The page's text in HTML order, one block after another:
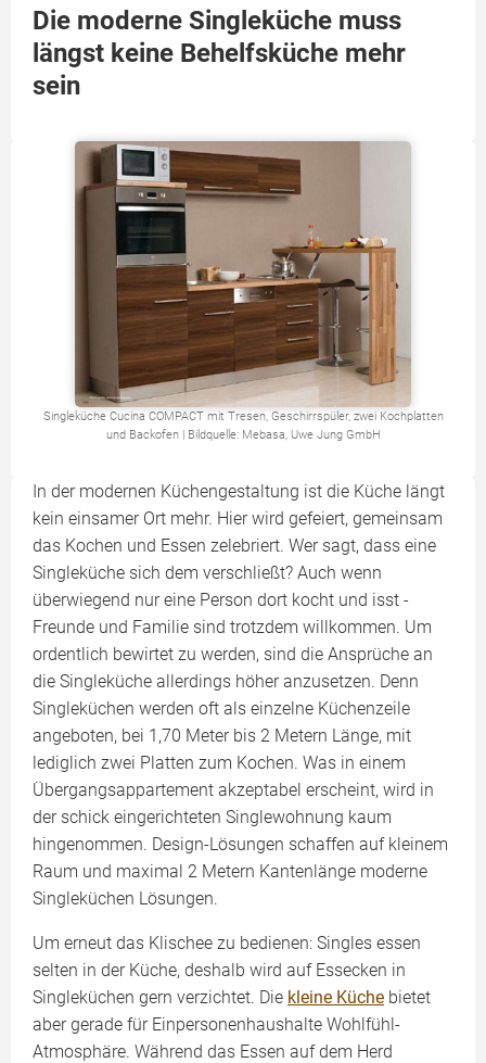
Die moderne Singleküche muss
längst keine Behelfsküche mehr
sein
Singleküche Cucina COMPACT mit Tresen, Geschirrspüler, zwei Kochplatten
und Backofen | Bildquelle: Mebasa, Uwe Jung GmbH
In der modernen Küchengestaltung ist die Küche längt
kein einsamer Ort mehr. Hier wird gefeiert, gemeinsam
das Kochen und Essen zelebriert. Wer sagt, dass eine
Singleküche sich dem verschließt? Auch wenn
überwiegend nur eine Person dort kocht und isst -
Freunde und Familie sind trotzdem willkommen. Um
ordentlich bewirtet zu werden, sind die Ansprüche an
die Singleküche allerdings höher anzusetzen. Denn
Singleküchen werden oft als einzelne Küchenzeile
angeboten, bei 1,70 Meter bis 2 Metern Länge, mit
lediglich zwei Platten zum Kochen. Was in einem
Übergangsappartement akzeptabel erscheint, wird in
der schick eingerichteten Singlewohnung kaum
hingenommen. Design-Lösungen schaffen auf kleinem
Raum und maximal 2 Metern Kantenlänge moderne
Singleküchen Lösungen.
Um erneut das Klischee zu bedienen: Singles essen
selten in der Küche, deshalb wird auf Essecken in
Singleküchen gern verzichtet. Die kleine Küche bietet
aber gerade für Einpersonenhaushalte Wohlfühl-
Atmosphäre. Während das Essen auf dem Herd